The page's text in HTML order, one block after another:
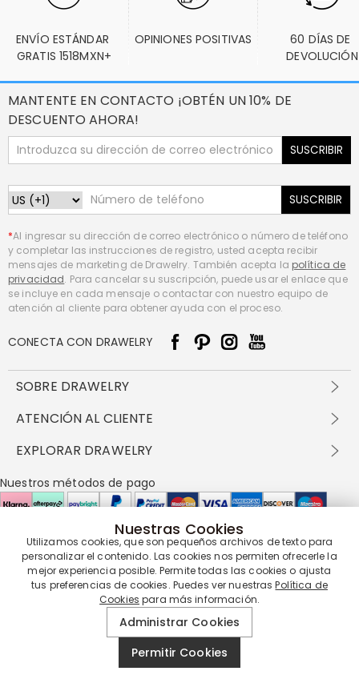
ENVÍO ESTÁNDAR
GRATIS 1518MXN+
OPINIONES POSITIVAS
60 DÍAS DE
DEVOLUCIÓN
MANTENTE EN CONTACTO ¡OBTÉN UN 10% DE
DESCUENTO AHORA!
SUSCRIBIR
SUSCRIBIR
*Al ingresar su dirección de correo electrónico o número de teléfono
y completar las instrucciones de registro, usted acepta recibir
mensajes de marketing de Drawelry. También acepta la política de
privacidad. Para cancelar su suscripción, puede usar el enlace que
se incluye en cada mensaje o contactar con nuestro equipo de
atención al cliente para obtener ayuda con el proceso.
CONECTA CON DRAWELRY
SOBRE DRAWELRY
Sobre nosotros
política de privacidad
Preguntas frecuentes
ATENCIÓN AL CLIENTE
Envío y entrega
Devolución en 60 días
Cómo cuidar
EXPLORAR DRAWELRY
Drawelry Prime
Programa de Recompensas
Nuestros métodos de pago
Nuestros socios de entrega
Nuestra garantía de servicio
DrawelryReservados todos los derechos.
Nuestras Cookies
Utilizamos cookies, que son pequeños archivos de texto para
personalizar el contenido. Las cookies nos permiten ofrecerle la
mejor experiencia posible. Permite todas las cookies o ajusta
tus preferencias de cookies. Puedes ver nuestrasPolítica de
Cookies para más información.
Administrar Cookies
Permitir Cookies